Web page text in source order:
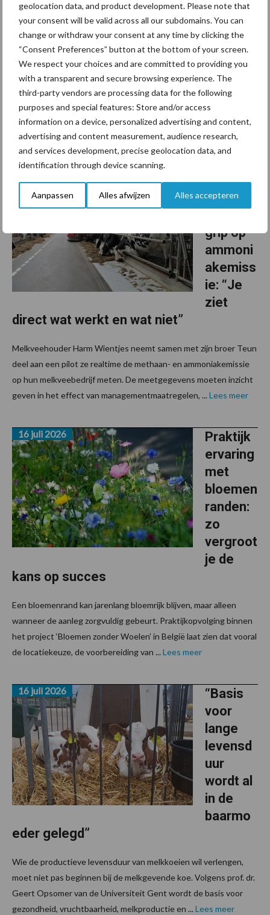
geolocation data, and product development. Please note that
your consent will be valid across all our subdomains. You can
change or withdraw your consent at any time by clicking the
“Consent Preferences” button at the bottom of your screen.
We respect your choices and are committed to providing you
with a transparent and secure browsing experience. The
third-party vendors are processing data for the following
purposes and special features: Store and/or access
information on a device, personalized advertising and content,
advertising and content measurement, audience research,
and services development, precise geolocation data, and
identification through device scanning.
Aanpassen Alles afwijzen Alles accepteren
de
optimale
producti
eve levensduur”
Een melkkoe langer aanhouden klinkt al snel duurzaam en
economisch aantrekkelijk. Iedere extra lactatie spreidt immers de
opfokkosten van een vaars over meer kilogrammen melk. Toch
staat een langere levensduur volgens professor ...Lees meer
Realtim
e meten
grip op
ammoni
akemiss
ie: “Je
ziet
direct wat werkt en wat niet”
Melkveehouder Harm Wientjes neemt samen met zijn broer Teun
deel aan een pilot ze realtime de methaan- en ammoniakemissie
op hun melkveebedrijf meten. De meetgegevens moeten inzicht
geven in het effect van managementmaatregelen, ... Lees meer
Praktijk
ervaring
met
bloemen
randen:
zo
vergroot
je de
kans op succes
16 juli 2026
Een bloemenrand kan jarenlang bloemrijk blijven, maar alleen
wanneer de aanleg zorgvuldig gebeurt. Praktijkopvolging binnen
het project ‘Bloemen zonder Woelen’ in België laat zien dat vooral
de locatiekeuze, de voorbereiding van ... Lees meer
“Basis
voor
lange
levensd
uur
wordt al
in de
baarmo
eder gelegd”
16 juli 2026
Wie de productieve levensduur van melkkoeien wil verlengen,
moet niet pas beginnen bij de melkgevende koe. Volgens prof. dr.
Geert Opsomer van de Universiteit Gent wordt de basis voor
gezondheid, vruchtbaarheid, melkproductie en ... Lees meer